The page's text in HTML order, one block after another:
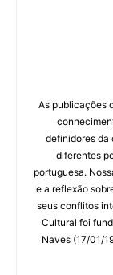
As publicações
definidores da
diferentes
portuguesa.
e a reflexão
seus conflitos
Cultural foi
Naves (17/01/